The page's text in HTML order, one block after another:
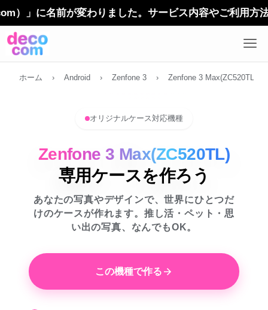
前が変わりました。サービス内容やご利用方法に変更
ホーム › Android › Zenfone 3 › Zenfone 3 Max(ZC520TL)
オリジナルケース対応機種
Zenfone 3 Max(ZC520TL)
専用ケースを作ろう
あなたの写真やデザインで、世界にひとつだ
けのケースが作れます。推し活・ペット・思
い出の写真、なんでもOK。
この機種で作る